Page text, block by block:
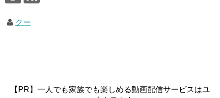
クー
【PR】一人でも家族でも楽しめる動画配信サービスはユ